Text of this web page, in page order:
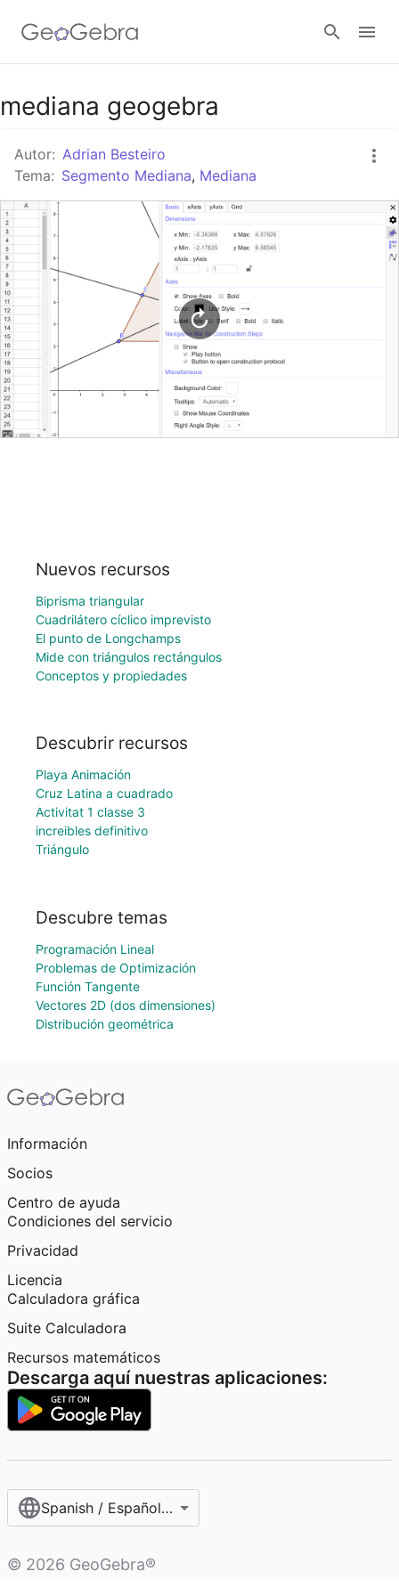
Google Classroom
GeoGebra Classroom
Abrir sesión
mediana geogebra
Autor: Adrian Besteiro
Tema: Segmento Mediana, Mediana
Nuevos recursos
Biprisma triangular
Cuadrilátero cíclico imprevisto
El punto de Longchamps
Mide con triángulos rectángulos
Conceptos y propiedades
Descubrir recursos
Playa Animación
Cruz Latina a cuadrado
Activitat 1 classe 3
increibles definitivo
Triángulo
Descubre temas
Programación Lineal
Problemas de Optimización
Función Tangente
Vectores 2D (dos dimensiones)
Distribución geométrica
Información
Socios
Centro de ayuda
Condiciones del servicio
Privacidad
Licencia
Calculadora gráfica
Suite Calculadora
Recursos matemáticos
Descarga aquí nuestras aplicaciones:
Spanish / Español (internacional)
© 2026 GeoGebra®